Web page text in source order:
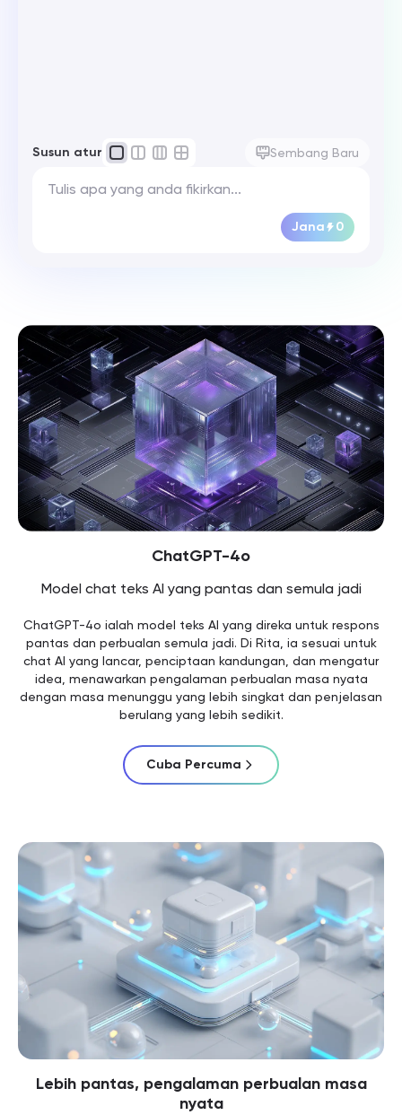
Susun atur Sembang Baru
Jana 0
ChatGPT-4o
Model chat teks AI yang pantas dan semula jadi
ChatGPT-4o ialah model teks AI yang direka untuk respons
pantas dan perbualan semula jadi. Di Rita, ia sesuai untuk
chat AI yang lancar, penciptaan kandungan, dan mengatur
idea, menawarkan pengalaman perbualan masa nyata
dengan masa menunggu yang lebih singkat dan penjelasan
berulang yang lebih sedikit.
Cuba Percuma
Lebih pantas, pengalaman perbualan masa
nyata